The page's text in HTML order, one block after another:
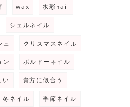
wax 水彩nail
シェルネイル
ュ クリスマスネイル
ン ボルドーネイル
い 貴方に似合う
冬ネイル 季節ネイル